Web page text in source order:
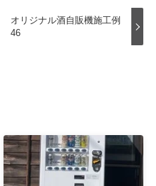
オリジナル酒自販機施工例
46